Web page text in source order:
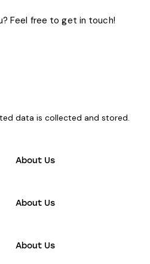
data iscollected and stored.
About Us
About Us
About Us